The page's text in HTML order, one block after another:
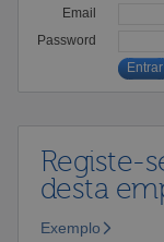
Email
Password
Registe-
desta
Exemplo